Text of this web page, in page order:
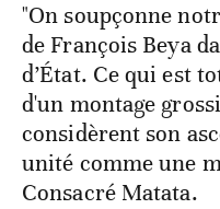
"On soupçonne
de François Beya
d’État. Ce qui est
d'un montage
considèrent son
unité comme une
Consacré Matata.